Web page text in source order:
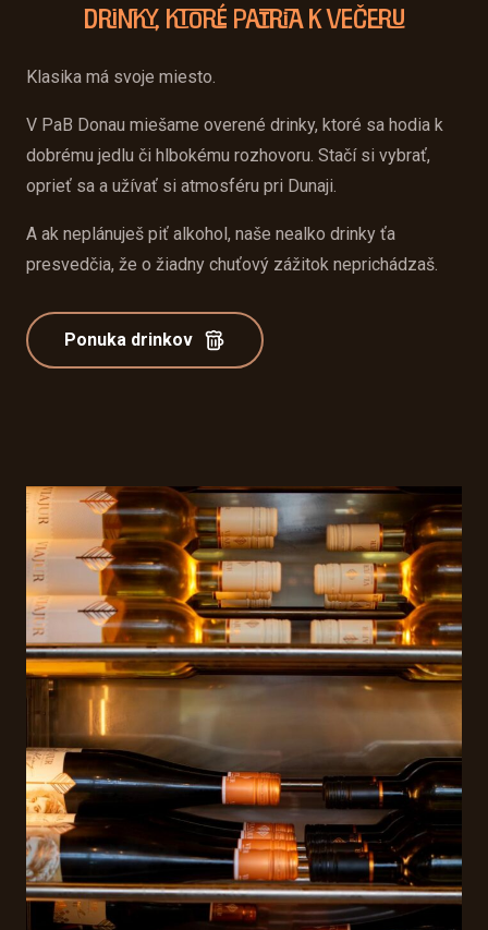
Drinky, ktoré patria k večeru
Klasika má svoje miesto.
V PaB Donau miešame overené drinky, ktoré sa hodia k
dobrému jedlu či hlbokému rozhovoru. Stačí si vybrať,
oprieť sa a užívať si atmosféru pri Dunaji.
A ak neplánuješ piť alkohol, naše nealko drinky ťa
presvedčia, že o žiadny chuťový zážitok neprichádzaš.
Ponuka drinkov